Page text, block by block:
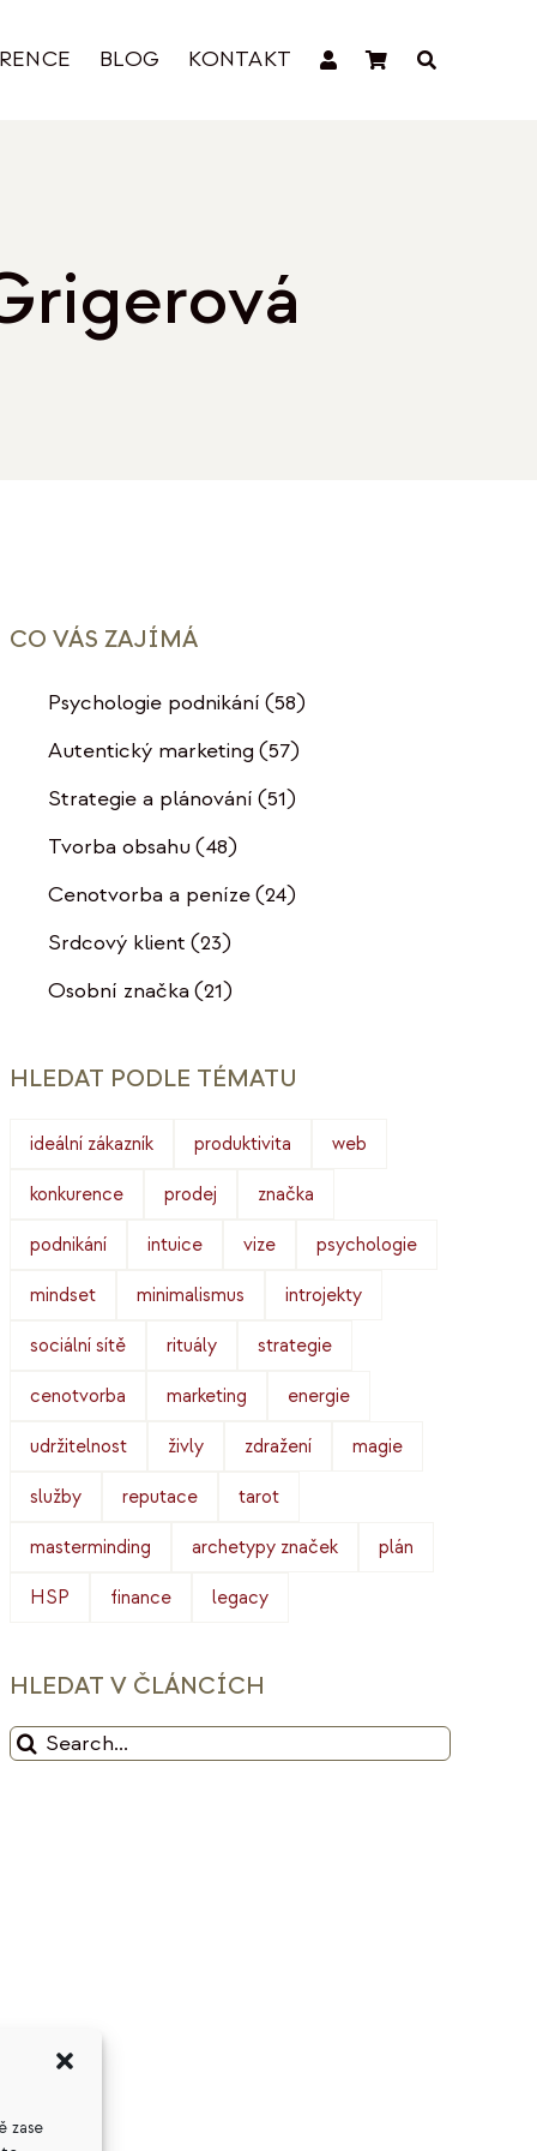
zase
BLOG KONTAKT
CO VÁS ZAJÍMÁ
Psychologie podnikání (58)
Autentický marketing (57)
Strategie a plánování (51)
Tvorba obsahu (48)
Cenotvorba a peníze(24)
Srdcový klient (23)
Osobní značka (21)
HLEDAT PODLE TÉMATU
ideální zákazník produktivita web
konkurence prodej značka
podnikání intuice vize psychologie
mindset minimalismus introjekty
sociální sítě rituály strategie
cenotvorba marketing energie
udržitelnost živly zdražení magie
služby reputace tarot
masterminding archetypy značek plán
HSP finance legacy
HLEDAT V ČLÁNCÍCH
Hledat: